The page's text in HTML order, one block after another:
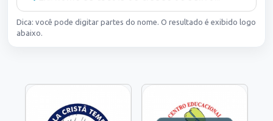
Dica: você pode digitar partes do nome. O resultado é exibido logo
abaixo.